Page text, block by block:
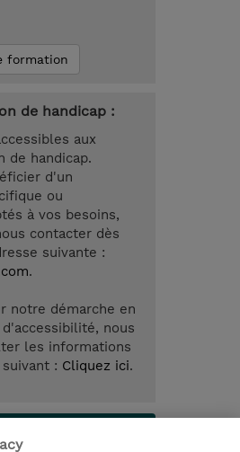
formation
de handicap :
aux
de handicap.
d'un
ou
à vos besoins,
contacter dès
suivante :
.
notre démarche en
nous
les informations
: Cliquez ici.